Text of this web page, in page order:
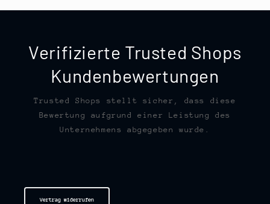
Verifizierte Trusted Shops
Kundenbewertungen
Trusted Shops stellt sicher, dass diese
Bewertung aufgrund einer Leistung des
Unternehmens abgegeben wurde.
Vertrag widerrufen